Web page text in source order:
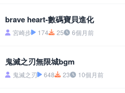
brave heart-數碼寶貝進化
宮崎步 174 25 6個月前
鬼滅之刃無限城bgm
鬼滅之刃 648 23 10個月前